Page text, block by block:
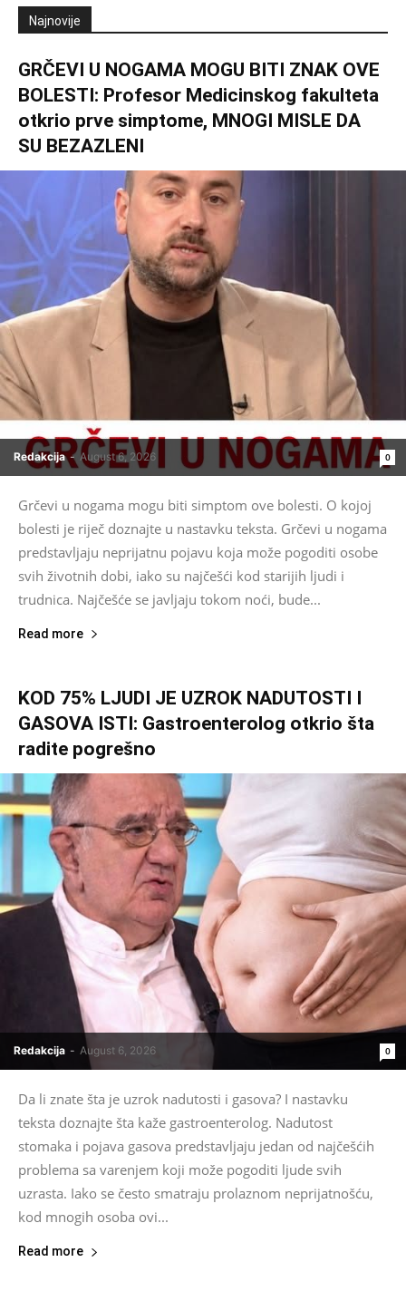
Najnovije
GRČEVI U NOGAMA MOGU BITI ZNAK OVE
BOLESTI: Profesor Medicinskog fakulteta
otkrio prve simptome, MNOGI MISLE DA
SU BEZAZLENI
Redakcija - August 6, 2026 0
Grčevi u nogama mogu biti simptom ove bolesti. O kojoj
bolesti je riječ doznajte u nastavku teksta. Grčevi u nogama
predstavljaju neprijatnu pojavu koja može pogoditi osobe
svih životnih dobi, iako su najčešći kod starijih ljudi i
trudnica. Najčešće se javljaju tokom noći, bude...
Read more
KOD 75% LJUDI JE UZROK NADUTOSTI I
GASOVA ISTI: Gastroenterolog otkrio šta
radite pogrešno
Redakcija - August 6, 2026 0
Da li znate šta je uzrok nadutosti i gasova? I nastavku
teksta doznajte šta kaže gastroenterolog. Nadutost
stomaka i pojava gasova predstavljaju jedan od najčešćih
problema sa varenjem koji može pogoditi ljude svih
uzrasta. Iako se često smatraju prolaznom neprijatnošću,
kod mnogih osoba ovi...
Read more